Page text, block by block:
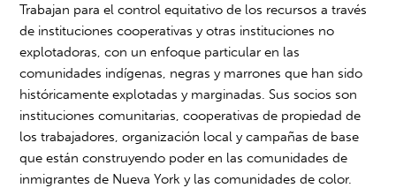
Trabajan para el control equitativo de los recursos a través
de instituciones cooperativas y otras instituciones no
explotadoras, con un enfoque particular en las
comunidades indígenas, negras y marrones que han sido
históricamente explotadas y marginadas. Sus socios son
instituciones comunitarias, cooperativas de propiedad de
los trabajadores, organización local y campañas de base
que están construyendo poder en las comunidades de
inmigrantes de Nueva York y las comunidades de color.